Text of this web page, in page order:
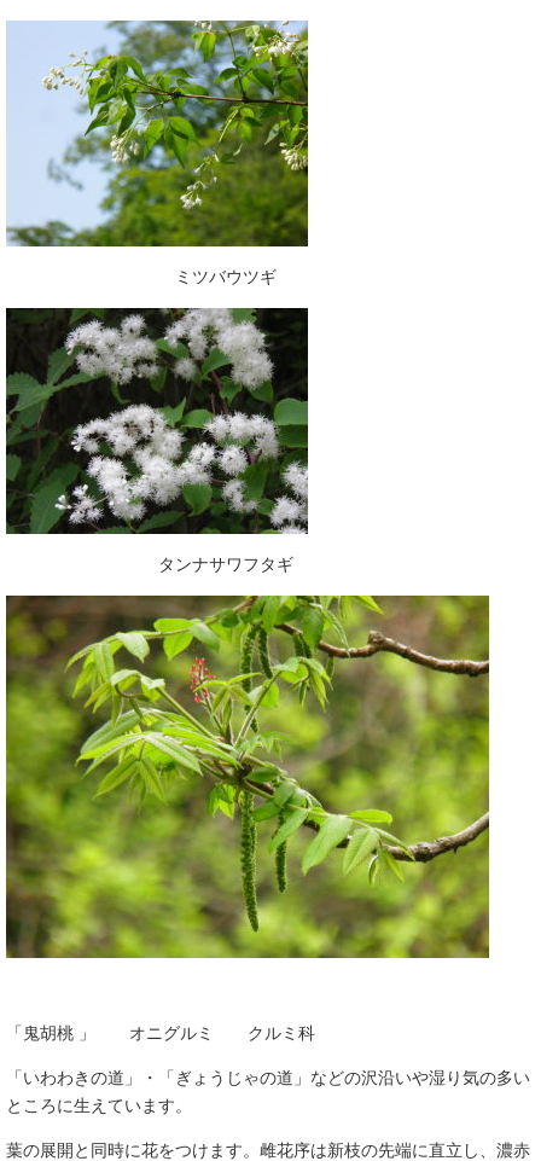
ミツバウツギ
タンナサワフタギ
「鬼胡桃 」 オニグルミ クルミ科
「いわわきの道」・「ぎょうじゃの道」などの沢沿いや湿り気の多い
ところに生えています。
葉の展開と同時に花をつけます。雌花序は新枝の先端に直立し、濃赤